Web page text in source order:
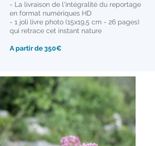
- La livraison de l'intégralité du reportage
en format numériques HD
- 1 joli livre photo (15x19,5 cm - 26 pages)
qui retrace cet instant nature
A partir de 350€